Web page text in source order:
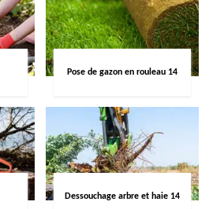
Pose de gazon en rouleau 14
Dessouchage arbre et haie 14